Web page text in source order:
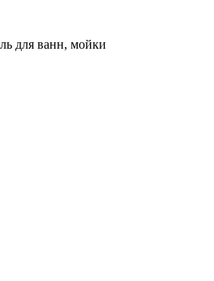
для ванн, мойки